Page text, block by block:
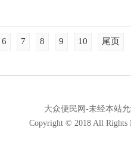
6 7 8 9 10 尾页
大众便民网-未经本站
Copyright © 2018 All Rights